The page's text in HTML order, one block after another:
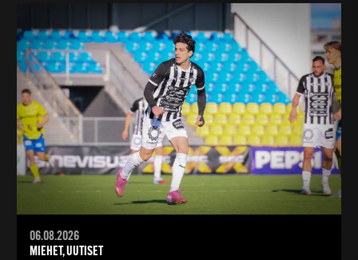
06.08.2026
MIEHET, UUTISET